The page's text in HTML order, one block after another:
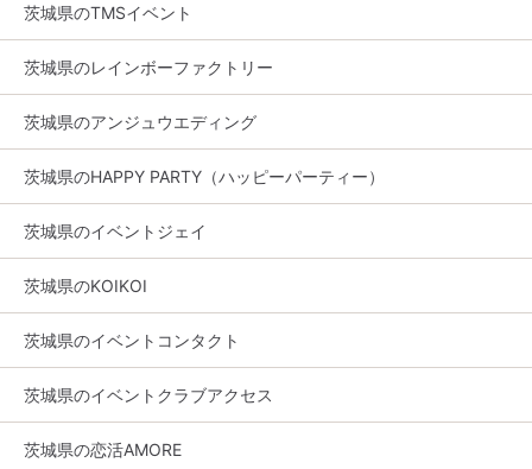
茨城県のTMSイベント
茨城県のレインボーファクトリー
茨城県のアンジュウエディング
茨城県のHAPPY PARTY（ハッピーパーティー）
茨城県のイベントジェイ
茨城県のKOIKOI
茨城県のイベントコンタクト
茨城県のイベントクラブアクセス
茨城県の恋活AMORE